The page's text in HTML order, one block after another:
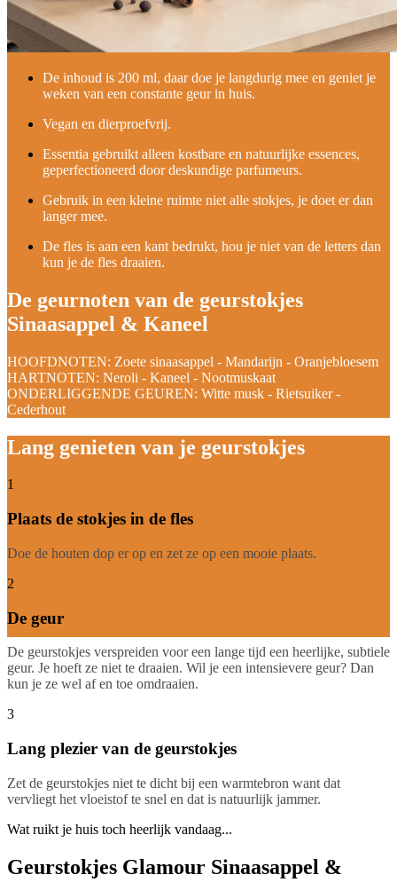
De inhoud is 200 ml, daar doe je langdurig mee en geniet je
weken van een constante geur in huis.
Vegan en dierproefvrij.
Essentia gebruikt alleen kostbare en natuurlijke essences,
geperfectioneerd door deskundige parfumeurs.
Gebruik in een kleine ruimte niet alle stokjes, je doet er dan
langer mee.
De fles is aan een kant bedrukt, hou je niet van de letters dan
kun je de fles draaien.
De geurnoten van de geurstokjes
Sinaasappel & Kaneel
HOOFDNOTEN: Zoete sinaasappel - Mandarijn - Oranjebloesem
HARTNOTEN: Neroli - Kaneel - Nootmuskaat
ONDERLIGGENDE GEUREN: Witte musk - Rietsuiker -
Cederhout
Lang genieten van je geurstokjes
1
Plaats de stokjes in de fles
Doe de houten dop er op en zet ze op een mooie plaats.
2
De geur
De geurstokjes verspreiden voor een lange tijd een heerlijke, subtiele
geur. Je hoeft ze niet te draaien. Wil je een intensievere geur? Dan
kun je ze wel af en toe omdraaien.
3
Lang plezier van de geurstokjes
Zet de geurstokjes niet te dicht bij een warmtebron want dat
vervliegt het vloeistof te snel en dat is natuurlijk jammer.
Wat ruikt je huis toch heerlijk vandaag...
Geurstokjes Glamour Sinaasappel &